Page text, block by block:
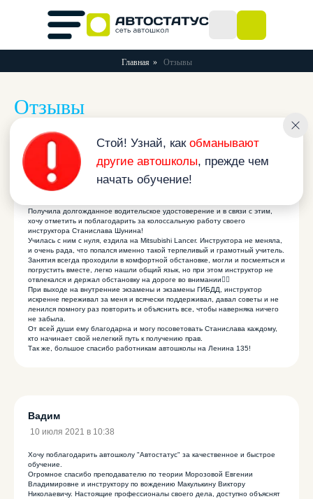
другие автошколы
Главная » Отзывы
Отзывы
Кристина Илюхина
10 июля 2021 в 13:23
Получила долгожданное водительское удостоверение и в связи с этим,
хочу отметить и поблагодарить за колоссальную работу своего
инструктора Станислава Шунина!
Училась с ним с нуля, ездила на Mitsubishi Lancer. Инструктора не меняла,
и очень рада, что попался именно такой терпеливый и грамотный учитель.
Занятия всегда проходили в комфортной обстановке, могли и посмеяться и
погрустить вместе, легко нашли общий язык, но при этом инструктор не
отвлекался и держал обстановку на дороге во внимании👍🏻
При выходе на внутренние экзамены и экзамены ГИБДД, инструктор
искренне переживал за меня и всячески поддерживал, давал советы и не
ленился помногу раз повторить и объяснить все, чтобы наверняка ничего
не забыла.
От всей души ему благодарна и могу посоветовать Станислава каждому,
кто начинает свой нелегкий путь к получению прав.
Так же, большое спасибо работникам автошколы на Ленина 135!
Вадим
10 июля 2021 в 10:38
Хочу поблагодарить автошколу "Автостатус" за качественное и быстрое
обучение.
Огромное спасибо преподавателю по теории Морозовой Евгении
Владимировне и инструктору по вождению Макулькину Виктору
Николаевичу. Настоящие профессионалы своего дела, доступно объяснят